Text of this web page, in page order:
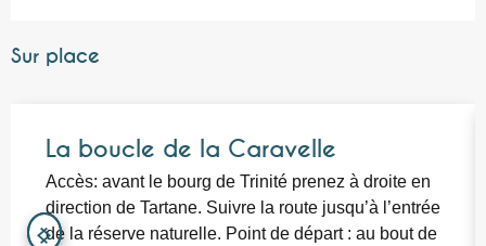
Sur place
La boucle de la Caravelle
Accès: avant le bourg de Trinité prenez à droite en
direction de Tartane. Suivre la route jusqu’à l’entrée
de la réserve naturelle. Point de départ : au bout de